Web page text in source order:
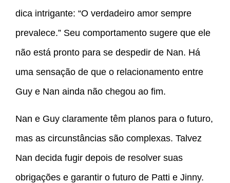
dica intrigante: “O verdadeiro amor sempre
prevalece.” Seu comportamento sugere que ele
não está pronto para se despedir de Nan. Há
uma sensação de que o relacionamento entre
Guy e Nan ainda não chegou ao fim.
Nan e Guy claramente têm planos para o futuro,
mas as circunstâncias são complexas. Talvez
Nan decida fugir depois de resolver suas
obrigações e garantir o futuro de Patti e Jinny.